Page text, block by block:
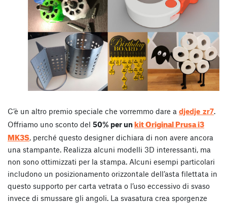
C’è un altro premio speciale che vorremmo dare a djedje_zr7.
Offriamo uno sconto del 50% per unkit Original Prusa i3
MK3S, perché questo designer dichiara di non avere ancora
una stampante. Realizza alcuni modelli 3D interessanti, ma
non sono ottimizzati per la stampa. Alcuni esempi particolari
includono un posizionamento orizzontale dell’asta filettata in
questo supporto per carta vetrata o l’uso eccessivo di svaso
invece di smussare gli angoli. La svasatura crea sporgenze